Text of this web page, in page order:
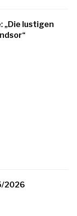
„Die lustigen
2026